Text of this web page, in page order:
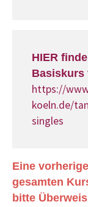
HIER
Basiskurs
https://
koeln.de/
singles
Eine
gesamten
bitte